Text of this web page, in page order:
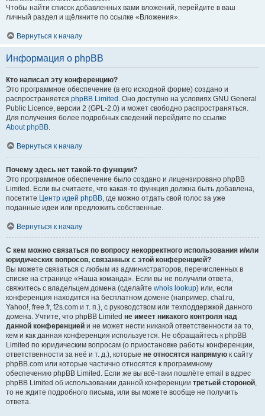
Чтобы найти список добавленных вами вложений, перейдите в ваш
личный раздел и щёлкните по ссылке «Вложения».
Вернуться к началу
Информация о phpBB
Кто написал эту конференцию?
Это программное обеспечение (в его исходной форме) создано и
распространяется phpBB Limited . Оно доступно на условиях GNU General
Public Licence, версии 2 (GPL-2.0) и может свободно распространяться.
Для получения более подробных сведений перейдите по ссылке
About phpBB.
Вернуться к началу
Почему здесь нет такой-то функции?
Это программное обеспечение было создано и лицензировано phpBB
Limited. Если вы считаете, что какая-то функция должна быть добавлена,
посетите Центр идей phpBB, где можно отдать свой голос за уже
поданные идеи или предложить собственные.
Вернуться к началу
С кем можно связаться по вопросу некорректного использования и/или
юридических вопросов, связанных с этой конференцией?
Вы можете связаться с любым из администраторов, перечисленных в
списке на странице «Наша команда». Если вы не получили ответа,
свяжитесь с владельцем домена (сделайте whois lookup) или, если
конференция находится на бесплатном домене (например, chat.ru,
Yahoo!, free.fr, f2s.com и т. п.), с руководством или техподдержкой данного
домена. Учтите, что phpBB Limited не имеет никакого контроля над
данной конференцией и не может нести никакой ответственности за то,
кем и как данная конференция используется. Не обращайтесь к phpBB
Limited по юридическим вопросам (о приостановке работы конференции,
ответственности за неё и т. д.), которые не относятся напрямую к сайту
phpBB.com или которые частично относятся к программному
обеспечению phpBB Limited. Если же вы всё-таки пошлёте email в адрес
phpBB Limited об использовании данной конференции третьей стороной,
то не ждите подробного письма, или вы можете вообще не получить
ответа.